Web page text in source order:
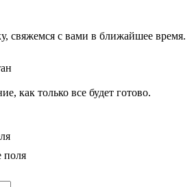
свяжемся с вами в ближайшее время.
как только все будет готово.
поля